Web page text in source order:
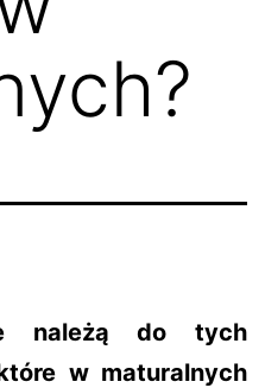
należą do tych
w maturalnych